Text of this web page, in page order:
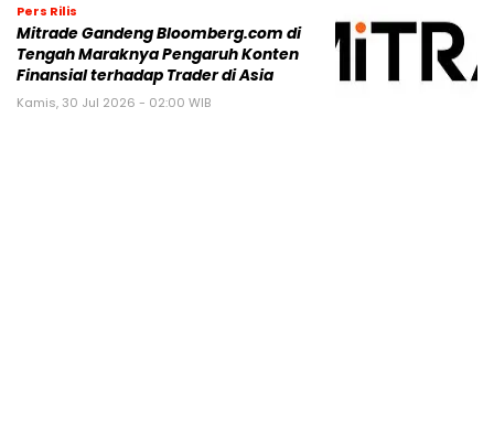
Pers Rilis
Mitrade Gandeng Bloomberg.com di
Tengah Maraknya Pengaruh Konten
Finansial terhadap Trader di Asia
Kamis, 30 Jul 2026 - 02:00 WIB